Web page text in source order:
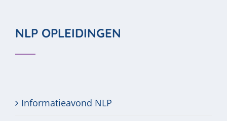
NLP OPLEIDINGEN
Informatieavond NLP